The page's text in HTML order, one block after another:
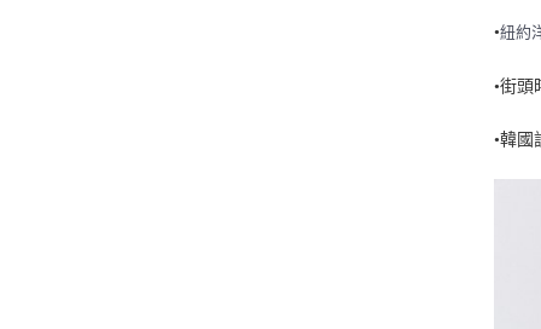
•紐約
•街頭
•韓國